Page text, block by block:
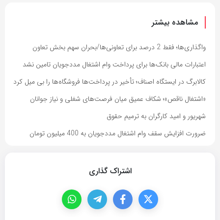
مشاهده بیشتر
واگذاری‌ها؛ فقط 2 درصد برای تعاونی‌ها/بحران سهم بخش تعاون
اعتبارات مالی بانک‌ها برای پرداخت وام اشتغال مددجویان تامین نشد
کالابرگ در ایستگاه اصناف؛ تأخیر در پرداخت‌ها فروشگاه‌ها را بی میل کرد
«اشتغال ناقص»؛ شکاف عمیق میان فرصت‌های شغلی و نیاز جوانان
شهریور و امید کارگران به ترمیم حقوق
ضرورت افزایش سقف وام اشتغال مددجویان به 400 میلیون تومان
اشتراک گذاری